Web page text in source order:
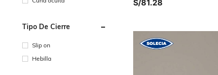
Tipo De Cierre
Slip on
Hebilla
S/81.28